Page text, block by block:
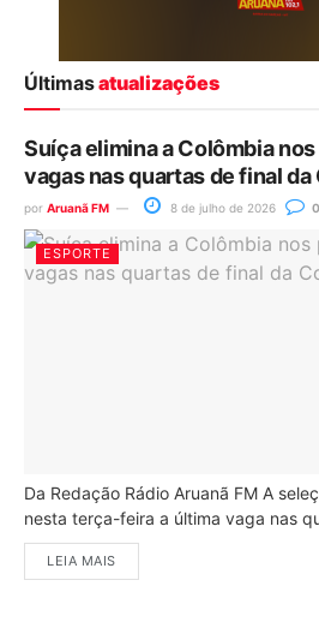
Últimasatualizações
Suíça elimina a Colômbia
vagas nas quartas de final da
por Aruanã FM 8 de julho de 2026 0
ESPORTE
Da Redação Rádio Aruanã FM A
nesta terça-feira a última vaga nas
LEIA MAIS